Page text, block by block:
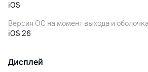
iOS
Версия ОС на момент выхода и оболочка
iOS 26
Дисплей